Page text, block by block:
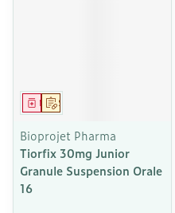
Sur prescription
Médicament
Bioprojet Pharma
Tiorfix 30mg Junior
Granule Suspension Orale
16